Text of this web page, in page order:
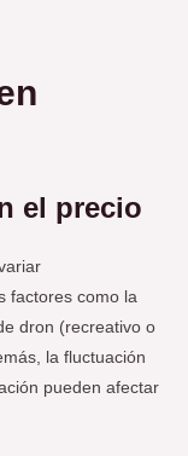
el precio
factores como la
dron (recreativo o
la fluctuación
pueden afectar